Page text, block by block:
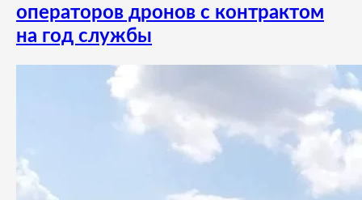
операторов дронов с контрактом
на год службы